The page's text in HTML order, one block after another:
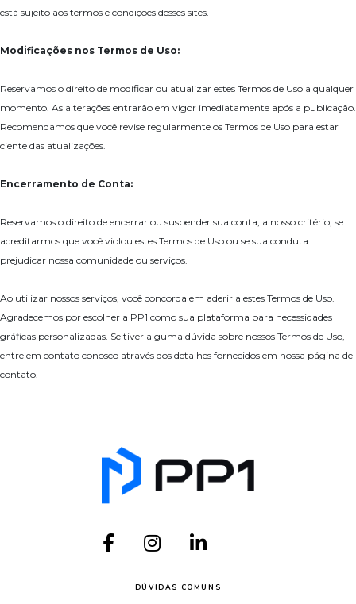
está sujeito aos termos e condições desses sites.
Modificações nos Termos de Uso:
Reservamos o direito de modificar ou atualizar estes Termos de Uso a qualquer
momento. As alterações entrarão em vigor imediatamente após a publicação.
Recomendamos que você revise regularmente os Termos de Uso para estar
ciente das atualizações.
Encerramento de Conta:
Reservamos o direito de encerrar ou suspender sua conta, a nosso critério, se
acreditarmos que você violou estes Termos de Uso ou se sua conduta
prejudicar nossa comunidade ou serviços.
Ao utilizar nossos serviços, você concorda em aderir a estes Termos de Uso.
Agradecemos por escolher a PP1 como sua plataforma para necessidades
gráficas personalizadas. Se tiver alguma dúvida sobre nossos Termos de Uso,
entre em contato conosco através dos detalhes fornecidos em nossa página de
contato.
DÚVIDAS COMUNS